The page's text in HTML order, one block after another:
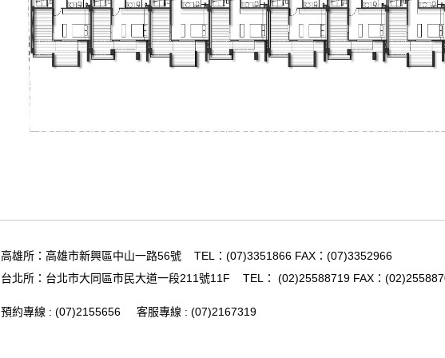
高雄所：高雄市新興區中山一路56號 TEL： (07)3351866 FAX：(07)3352966
台北所：台北市大同區市民大道一段211號11F TEL： (02)25588719 FAX：
預約專線 : (07)2155656 客服專線 : (07)2167319